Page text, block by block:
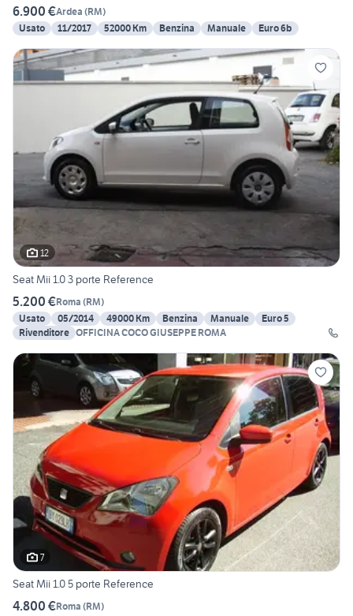
6.900 €Ardea (RM)
Usato
11/2017 52000 Km Benzina Manuale Euro 6b
12
Seat Mii 1.0 3 porte Reference
5.200 €Roma (RM)
Usato
05/2014 49000 Km Benzina Manuale
Euro 5
Rivenditore OFFICINA COCO GIUSEPPE ROMA
7
Seat Mii 1.0 5 porte Reference
4.800 €Roma (RM)